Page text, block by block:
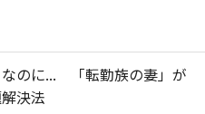
のに... 「転勤族の妻」が
決法